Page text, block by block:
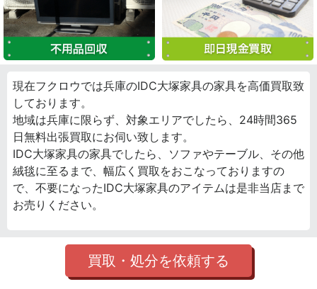
現在フクロウでは兵庫のIDC大塚家具の家具を高価買取致
しております。
地域は兵庫に限らず、対象エリアでしたら、24時間365
日無料出張買取にお伺い致します。
IDC大塚家具の家具でしたら、ソファやテーブル、その他
絨毯に至るまで、幅広く買取をおこなっておりますの
で、不要になったIDC大塚家具のアイテムは是非当店まで
お売りください。
買取・処分を依頼する